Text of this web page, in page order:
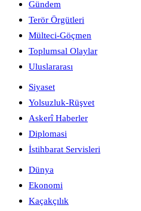
Gündem
Terör Örgütleri
Mülteci-Göçmen
Toplumsal Olaylar
Uluslararası
Siyaset
Yolsuzluk-Rüşvet
Askerî Haberler
Diplomasi
İstihbarat Servisleri
Dünya
Ekonomi
Kaçakçılık